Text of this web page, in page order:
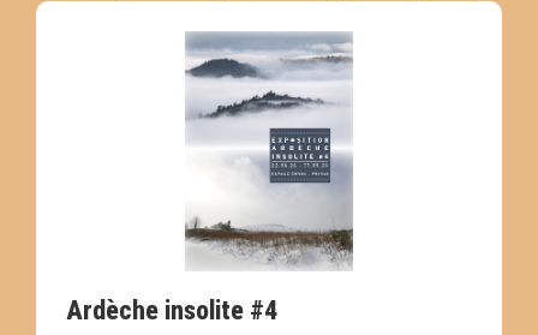
Ardèche insolite #4